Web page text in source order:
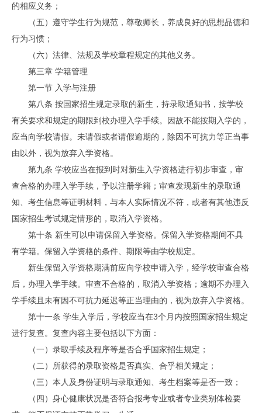
的相应义务；
（五）遵守学生行为规范，尊敬师长，养成良好的思想品德和
行为习惯；
（六）法律、法规及学校章程规定的其他义务。
第三章 学籍管理
第一节 入学与注册
第八条 按国家招生规定录取的新生，持录取通知书，按学校
有关要求和规定的期限到校办理入学手续。因故不能按期入学的，
应当向学校请假。未请假或者请假逾期的，除因不可抗力等正当事
由以外，视为放弃入学资格。
第九条 学校应当在报到时对新生入学资格进行初步审查，审
查合格的办理入学手续，予以注册学籍；审查发现新生的录取通
知、考生信息等证明材料，与本人实际情况不符，或者有其他违反
国家招生考试规定情形的，取消入学资格。
第十条 新生可以申请保留入学资格。保留入学资格期间不具
有学籍。保留入学资格的条件、期限等由学校规定。
新生保留入学资格期满前应向学校申请入学，经学校审查合格
后，办理入学手续。审查不合格的，取消入学资格；逾期不办理入
学手续且未有因不可抗力延迟等正当理由的，视为放弃入学资格。
第十一条 学生入学后，学校应当在3个月内按照国家招生规定
进行复查。复查内容主要包括以下方面：
（一）录取手续及程序等是否合乎国家招生规定；
（二）所获得的录取资格是否真实、合乎相关规定；
（三）本人及身份证明与录取通知、考生档案等是否一致；
（四）身心健康状况是否符合报考专业或者专业类别体检要